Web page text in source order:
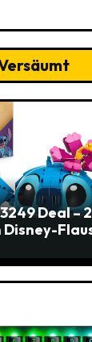
Deal –
Disney-